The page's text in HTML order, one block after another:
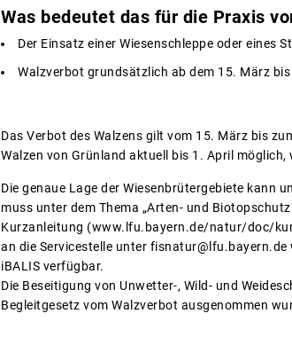
Was bedeutet das für die Praxis
Der Einsatz einer Wiesenschleppe oder eines
Walzverbot grundsätzlich ab dem 15. März
Das Verbot des Walzens gilt vom 15. März bis
Walzen von Grünland aktuell bis 1. April
Die genaue Lage der Wiesenbrütergebiete
muss unter dem Thema „Arten- und
Kurzanleitung (www.lfu.bayern.de/natur/doc/
an die Servicestelle unter
iBALIS verfügbar.
Die Beseitigung von Unwetter-, Wild- und
Begleitgesetz vom Walzverbot ausgenommen